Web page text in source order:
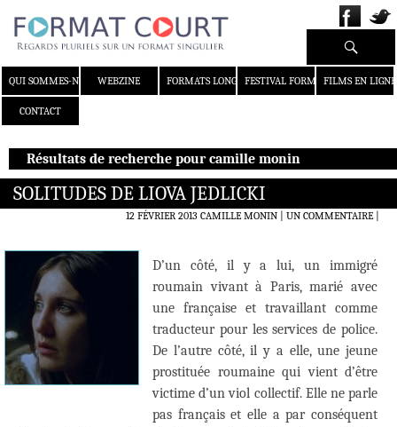
QUI SOMMES-NOUS ?WEBZINE FORMATS LONGS FESTIVAL FORMAT COURT
FILMS EN LIGNE
CONTACT
Recherche
Résultats de recherche pour camille monin
SOLITUDES DE LIOVA JEDLICKI
12 FÉVRIER 2013 CAMILLE MONIN UN COMMENTAIRE|
D’un côté, il y a lui, un immigré
roumain vivant à Paris, marié avec
une française et travaillant comme
traducteur pour les services de police.
De l’autre côté, il y a elle, une jeune
prostituée roumaine qui vient d’être
victime d’un viol collectif. Elle ne parle
pas français et elle a par conséquent